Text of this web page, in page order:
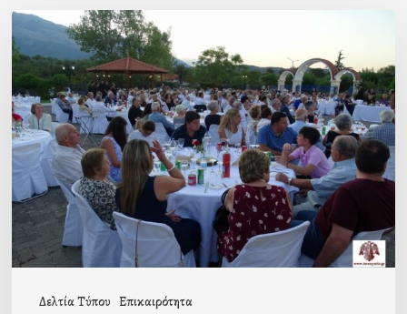
Δελτία Τύπου Επικαιρότητα
Πρόσκληση
προς
τους
Ομογενείς
μας